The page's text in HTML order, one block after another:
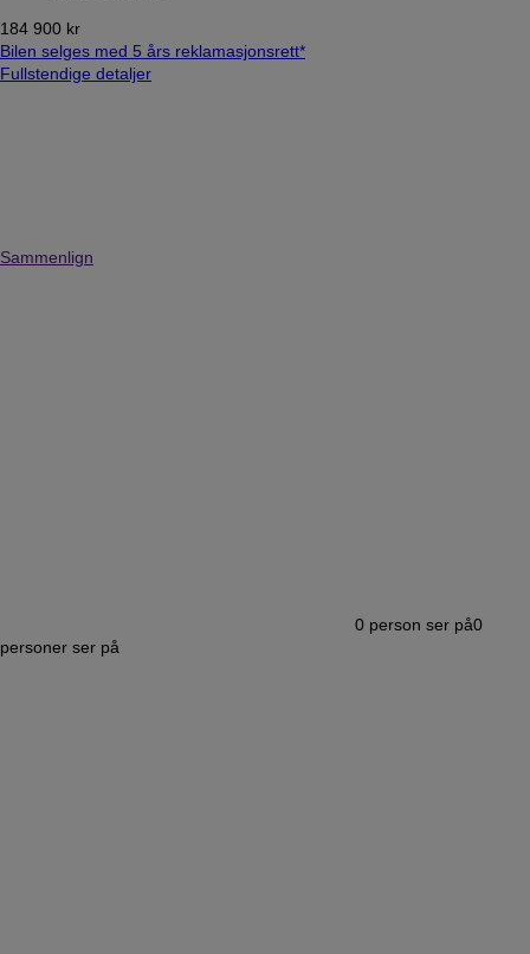
184 900 kr
Bilen selges med 5 års reklamasjonsrett*
Fullstendige detaljer
Sammenlign
0 person ser på0
personer ser på